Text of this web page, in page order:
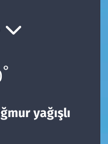
°
yağışlı